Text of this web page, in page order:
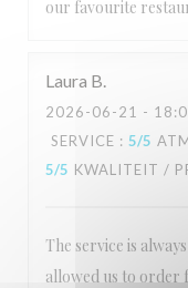
our favourite
Laura B
2026-06-21 -
SERVICE : 5/5
5/5 KWALITEIT /
The service is
allowed us to order